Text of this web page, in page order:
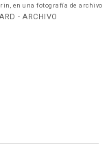
en una fotografía de archivo
- ARCHIVO